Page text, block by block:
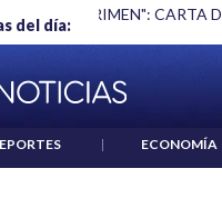
del día:
ES UN CRIMEN": CARTA
| ECONOMÍA